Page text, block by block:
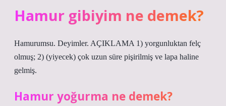
Hamur gibiyim ne demek?
Hamurumsu. Deyimler. AÇIKLAMA 1) yorgunluktan felç
olmuş; 2) (yiyecek) çok uzun süre pişirilmiş ve lapa haline
gelmiş.
Hamur yoğurma ne demek?